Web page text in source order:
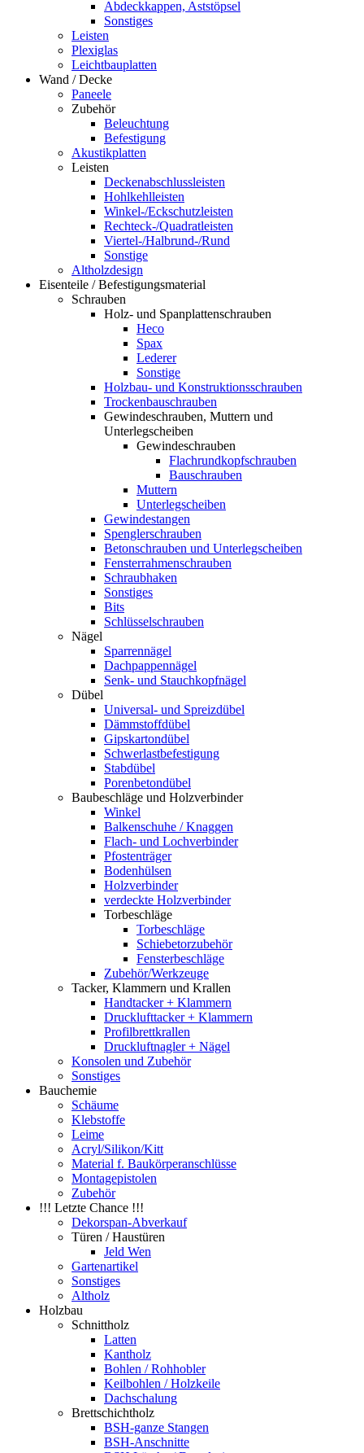
Abdeckkappen, Aststöpsel
Sonstiges
Leisten
Plexiglas
Leichtbauplatten
Wand / Decke
Paneele
Zubehör
Beleuchtung
Befestigung
Akustikplatten
Leisten
Deckenabschlussleisten
Hohlkehlleisten
Winkel-/Eckschutzleisten
Rechteck-/Quadratleisten
Viertel-/Halbrund-/Rund
Sonstige
Altholzdesign
Eisenteile / Befestigungsmaterial
Schrauben
Holz- und Spanplattenschrauben
Heco
Spax
Lederer
Sonstige
Holzbau- und Konstruktionsschrauben
Trockenbauschrauben
Gewindeschrauben, Muttern und
Unterlegscheiben
Gewindeschrauben
Flachrundkopfschrauben
Bauschrauben
Muttern
Unterlegscheiben
Gewindestangen
Spenglerschrauben
Betonschrauben und Unterlegscheiben
Fensterrahmenschrauben
Schraubhaken
Sonstiges
Bits
Schlüsselschrauben
Nägel
Sparrennägel
Dachpappennägel
Senk- und Stauchkopfnägel
Dübel
Universal- und Spreizdübel
Dämmstoffdübel
Gipskartondübel
Schwerlastbefestigung
Stabdübel
Porenbetondübel
Baubeschläge und Holzverbinder
Winkel
Balkenschuhe / Knaggen
Flach- und Lochverbinder
Pfostenträger
Bodenhülsen
Holzverbinder
verdeckte Holzverbinder
Torbeschläge
Torbeschläge
Schiebetorzubehör
Fensterbeschläge
Zubehör/Werkzeuge
Tacker, Klammern und Krallen
Handtacker + Klammern
Drucklufttacker + Klammern
Profilbrettkrallen
Druckluftnagler + Nägel
Konsolen und Zubehör
Sonstiges
Bauchemie
Schäume
Klebstoffe
Leime
Acryl/Silikon/Kitt
Material f. Baukörperanschlüsse
Montagepistolen
Zubehör
!!! Letzte Chance !!!
Dekorspan-Abverkauf
Türen / Haustüren
Jeld Wen
Gartenartikel
Sonstiges
Altholz
Holzbau
Schnittholz
Latten
Kantholz
Bohlen / Rohhobler
Keilbohlen / Holzkeile
Dachschalung
Brettschichtholz
BSH-ganze Stangen
BSH-Anschnitte